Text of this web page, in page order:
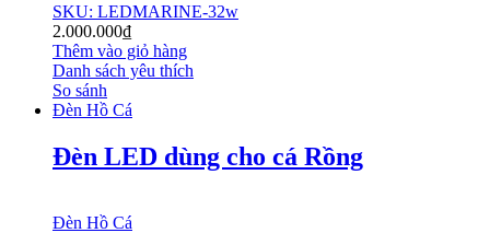
SKU: LEDMARINE-32w
2.000.000₫
Thêm vào giỏ hàng
Danh sách yêu thích
So sánh
Đèn Hồ Cá
Đèn LED dùng cho cá Rồng
Đèn Hồ Cá